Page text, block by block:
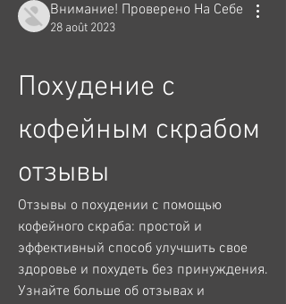
Внимание! Проверено На Себе
28 août 2023
Похудение с
кофейным скрабом
отзывы
Отзывы о похудении с помощью
кофейного скраба: простой и
эффективный способ улучшить свое
здоровье и похудеть без принуждения.
Узнайте больше об отзывах и